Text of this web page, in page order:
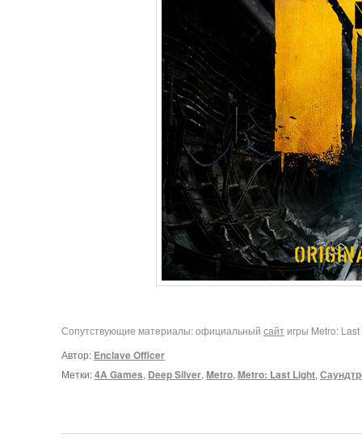
Сопутствующие материалы: официальный сайт игры Metro:
Автор: Enclave Officer
Метки:4A Games, Deep Silver, Metro, Metro: Last Light,